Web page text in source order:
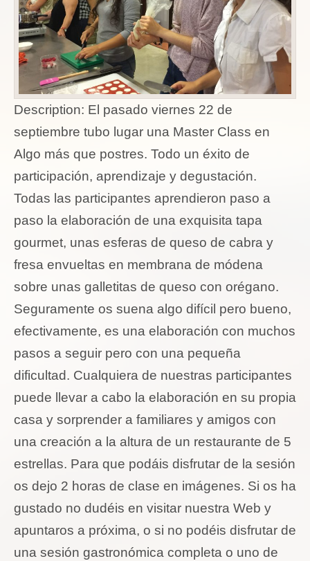
Description: El pasado viernes 22 de
septiembre tubo lugar una Master Class en
Algo más que postres. Todo un éxito de
participación, aprendizaje y degustación.
Todas las participantes aprendieron paso a
paso la elaboración de una exquisita tapa
gourmet, unas esferas de queso de cabra y
fresa envueltas en membrana de módena
sobre unas galletitas de queso con orégano.
Seguramente os suena algo difícil pero bueno,
efectivamente, es una elaboración con muchos
pasos a seguir pero con una pequeña
dificultad. Cualquiera de nuestras participantes
puede llevar a cabo la elaboración en su propia
casa y sorprender a familiares y amigos con
una creación a la altura de un restaurante de 5
estrellas. Para que podáis disfrutar de la sesión
os dejo 2 horas de clase en imágenes. Si os ha
gustado no dudéis en visitar nuestra Web y
apuntaros a próxima, o si no podéis disfrutar de
una sesión gastronómica completa o uno de